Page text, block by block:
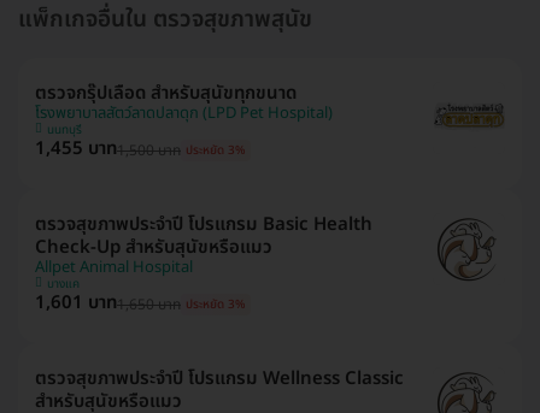
แพ็กเกจอื่นใน ตรวจสุขภาพสุนัข
ตรวจกรุ๊ปเลือด สำหรับสุนัขทุกขนาด
โรงพยาบาลสัตว์ลาดปลาดุก (LPD Pet Hospital)
นนทบุรี
1,455 บาท1,500 บาท ประหยัด 3%
ตรวจสุขภาพประจำปี โปรแกรม Basic Health
Check-Up สำหรับสุนัขหรือแมว
Allpet Animal Hospital
บางแค
1,601 บาท1,650 บาท ประหยัด 3%
ตรวจสุขภาพประจำปี โปรแกรม Wellness Classic
สำหรับสุนัขหรือแมว